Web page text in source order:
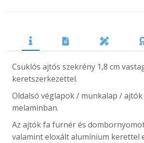
Csuklós ajtós szekrény 1,8 cm
keretszerkezettel.
Oldalsó véglapok / munkalap / ajtók
melaminban.
Az ajtók fa furnér és
valamint eloxált alumínium kerettel